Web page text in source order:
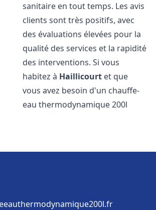
sanitaire en tout temps. Les avis
clients sont très positifs, avec
des évaluations élevées pour la
qualité des services et la rapidité
des interventions. Si vous
habitez à Haillicourt et que
vous avez besoin d'un chauffe-
eau thermodynamique 200l